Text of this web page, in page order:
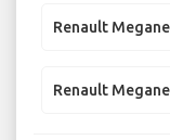
Renault Megane
Renault